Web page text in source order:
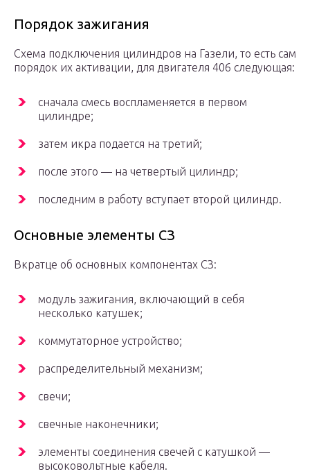
Порядок зажигания
Схема подключения цилиндров на Газели, то есть сам
порядок их активации, для двигателя 406 следующая:
сначала смесь воспламеняется в первом
цилиндре;
затем икра подается на третий;
после этого — на четвертый цилиндр;
последним в работу вступает второй цилиндр.
Основные элементы СЗ
Вкратце об основных компонентах СЗ:
модуль зажигания, включающий в себя
несколько катушек;
коммутаторное устройство;
распределительный механизм;
свечи;
свечные наконечники;
элементы соединения свечей с катушкой —
высоковольтные кабеля.